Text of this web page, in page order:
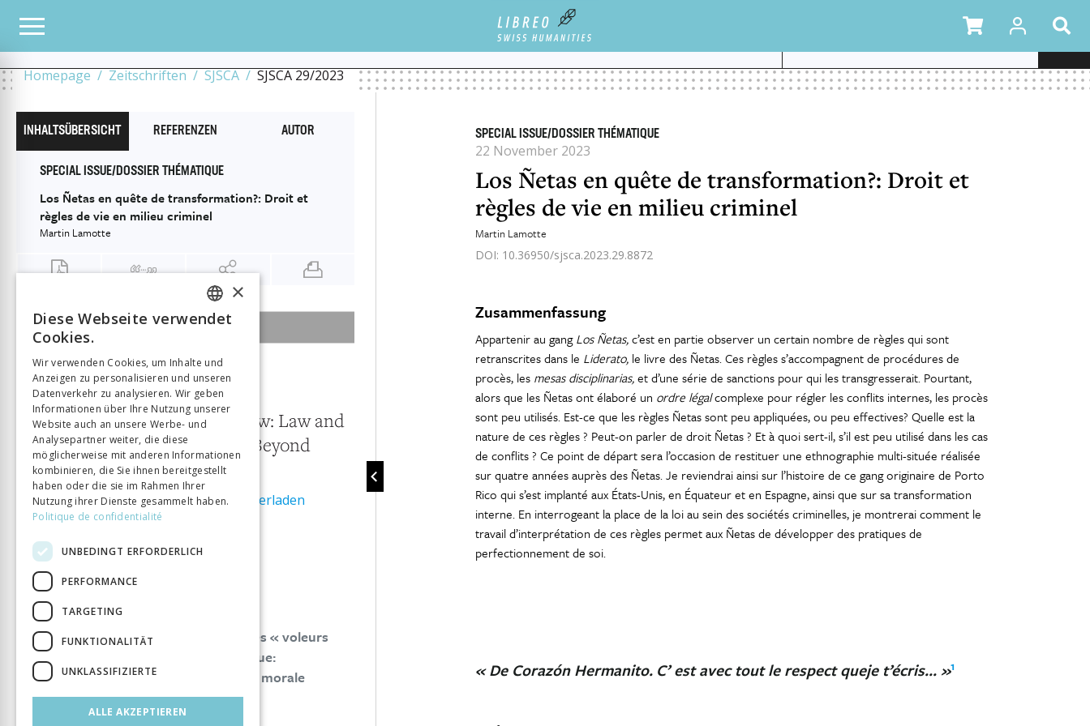
Homepage Zeitschriften SJSCA SJSCA 29/2023
ALLE HEFTE THE LAW OF THE OUTLAW: LAW AND ORDER IN, WITH, AND BEYOND CRIMINAL GROUPS
LOS ÑETAS EN QUÊTE DE TRANSFORMATION?: DROIT ET
SPECIAL ISSUE/DOSSIER THÉMATIQUE
22 November 2023
Los Ñetas en quête de transformation?: Droit et
règles de vie en milieu criminel
Martin Lamotte
DOI: 10.36950/sjsca.2023.29.8872
Zusammenfassung
Appartenir au gangLos Ñetas,c’est en partie observer un certain nombre de règles qui sont
retranscrites dans le Liderato,le livre des Ñetas. Ces règles s’accompagnent de procédures de
procès, les mesas disciplinarias,et d’une série de sanctions pour qui les transgresserait. Pourtant,
alors que les Ñetas ont élaboré un ordre légalcomplexe pour régler les conflits internes, les procès
sont peu utilisés. Est-ce que les règles Ñetas sont peu appliquées, ou peu effectives? Quelle est la
nature de ces règles ? Peut-on parler de droit Ñetas ? Et à quoi sert-il, s’il est peu utilisé dans les cas
de conflits ? Ce point de départ sera l’occasion de restituer une ethnographie multi-située réalisée
sur quatre années auprès des Ñetas. Je reviendrai ainsi sur l’histoire de ce gang originaire de Porto
Rico qui s’est implanté aux États-Unis, en Équateur et en Espagne, ainsi que sur sa transformation
interne. En interrogeant la place de la loi au sein des sociétés criminelles, je montrerai comment le
travail d’interprétation de ces règles permet aux Ñetas de développer des pratiques de
perfectionnement de soi.
« De Corazón Hermanito. C’ est avec tout le respect queje t’écris... »1
INHALTSÜBERSICHT REFERENZEN AUTOR
SPECIAL ISSUE/DOSSIER THÉMATIQUE
Los Ñetas en quête de transformation?: Droit et
règles de vie en milieu criminel
Martin Lamotte
INHALTSÜBERSICHT DER AUSGABE
22 November 2023
29/2023
The Law of the Outlaw: Law and
Order In, With, and Beyond
Criminal Groups
Ausgabe als PDF herunterladen
ISSN:1420-7834
SPECIAL ISSUE/DOSSIER THÉMATIQUE
La loi des hors-la-loi
Martin Lamotte Dennis Rodgers
Regards féminins sur l’ordre légal des « voleurs
dans la loi » en géorgie postsoviétique:
Concurrencer les lois de l’état, entre morale
partisane et formalisme juridique
Maroussia Ferry
FRENCH
ITALIAN
×
Diese Webseite verwendet
Cookies.
Wir verwenden Cookies, um Inhalte und
Anzeigen zu personalisieren und unseren
Datenverkehr zu analysieren. Wir geben
Informationen über Ihre Nutzung unserer
Website auch an unsere Werbe- und
Analysepartner weiter, die diese
möglicherweise mit anderen Informationen
kombinieren, die Sie ihnen bereitgestellt
haben oder die sie im Rahmen Ihrer
Nutzung ihrer Dienste gesammelt haben.
Politique de confidentialité
UNBEDINGT ERFORDERLICH
PERFORMANCE
TARGETING
FUNKTIONALITÄT
UNKLASSIFIZIERTE
ALLE AKZEPTIEREN